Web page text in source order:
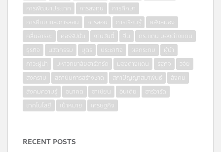
การพัฒนาประเทศ
การลงทุน
การศึกษา
การศึกษาและการสอน
การสอน การเรียนรู้
คลังสมอง
คลื่นอารยะ
คอร์รัปชั่น งานวันนี้ จีน
ดร.แดน มองต่างแดน
ธุรกิจ
นวัตกรรม บุตร ประชากิจ ผลกระทบ
ผู้นำ
ภาวะผู้นำ
มหาวิทยาลัยฮาร์วาร์ด มองต่างแดน รัฐกิจ
วิจัย
สงคราม
สถาบันการสร้างชาติ สภาปัญญาสมาพันธ์
สังคม
สังคมความรู้
อนาคต อาเซียน อินเดีย
ฮาร์วาร์ด
เทคโนโลยี
เป้าหมาย เศรษฐกิจ
RECENT POSTS